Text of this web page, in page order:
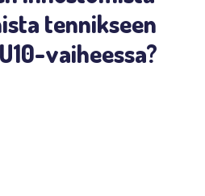
tennikseen
vaiheessa?